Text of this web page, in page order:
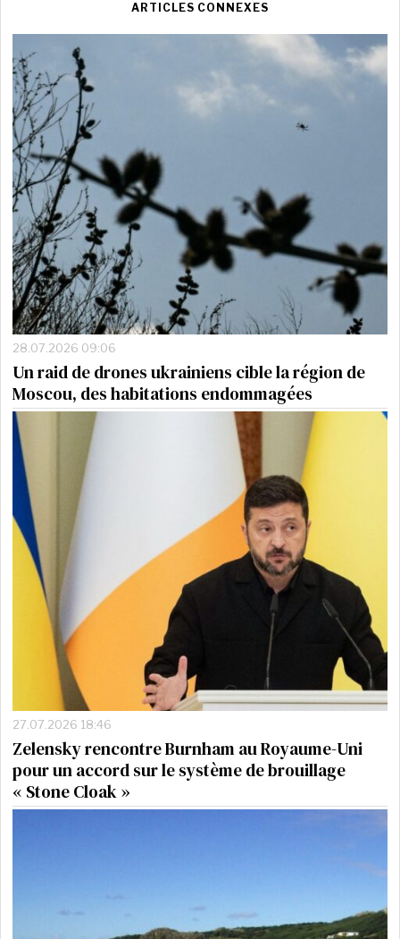
ARTICLES CONNEXES
28.07.2026 09:06
Un raid de drones ukrainiens cible la région de
Moscou, des habitations endommagées
27.07.2026 18:46
Zelensky rencontre Burnham au Royaume-Uni
pour un accord sur le système de brouillage
« Stone Cloak »